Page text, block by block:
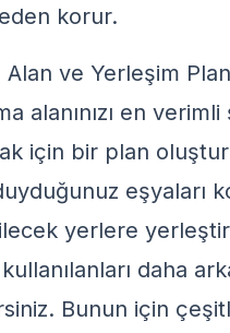
korur.
Alan ve Yerleşim
alanınızı en
için bir plan
eşyaları
yerlere
daha
Bunun için